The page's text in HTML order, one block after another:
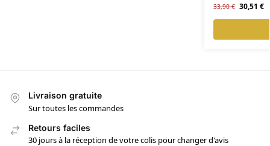
33,90€ 30,51 €
Livraison gratuite
Sur toutes les commandes
Retours faciles
30 jours à la réception de votre colis pour changer d'avis